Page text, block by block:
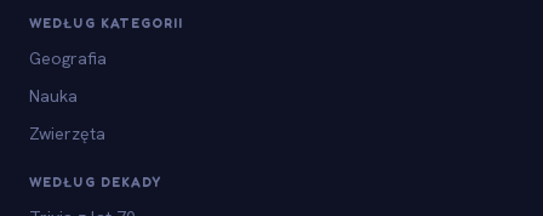
WEDŁUG KATEGORII
Geografia
Nauka
Zwierzęta
WEDŁUG DEKADY